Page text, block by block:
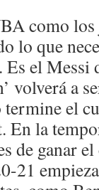
como los
lo que
el Messi
volverá a
el
En la
de ganar
21